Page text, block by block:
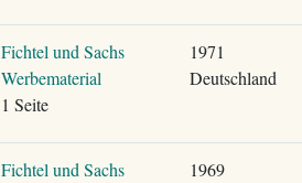
Fichtel und Sachs
Werbematerial
1 Seite
1971
Deutschland
Fichtel und Sachs
1969